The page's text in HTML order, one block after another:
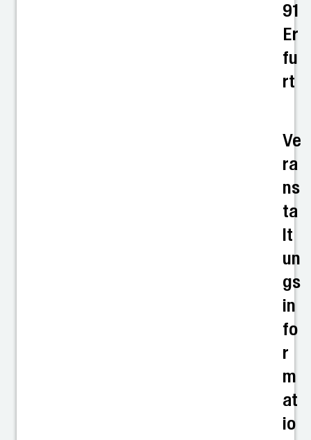
91
Er
fu
rt
Ve
ra
ns
ta
lt
un
gs
in
fo
r
m
at
io